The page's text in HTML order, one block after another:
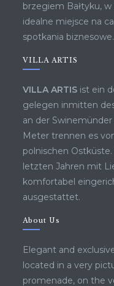
brzegiem Bałtyku,
idealne miejsce na
spotkania biznesowe.
VILLA ARTIS
VILLA ARTIS ist ein
gelegen inmitten
an der
Meter trennen es
polnischen
letzten Jahren mit
komfortabel
ausgestattet.
About Us
Elegant and
located in a very
promenade, on the